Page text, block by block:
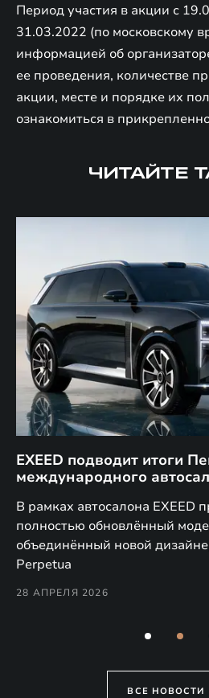
Период участия в акции с
31.03.2022 (по московскому
информацией об
ее проведения, количестве
акции, месте и порядке их
ознакомиться в
ЧИТАЙТЕ
EXEED подводит итоги
международного
В рамках автосалона EXEED
полностью обновлённый
объединённый новой
Perpetua
28 АПРЕЛЯ 2026
ВСЕ НОВОСТИ